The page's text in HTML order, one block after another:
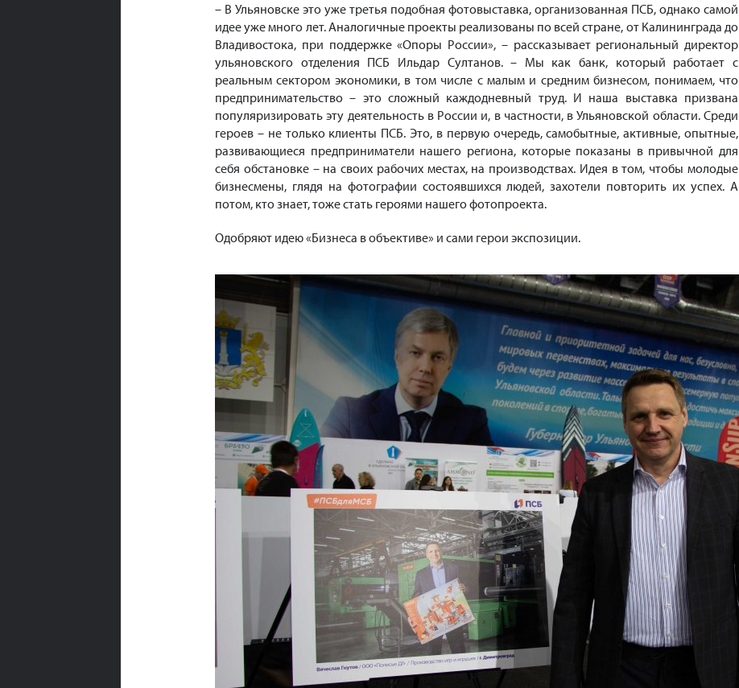
– В Ульяновске это уже третья подобная фотовыставка, организованная ПСБ, однако самой
идее уже много лет. Аналогичные проекты реализованы по всей стране, от Калининграда до
Владивостока, при поддержке «Опоры России», – рассказывает региональный директор
ульяновского отделения ПСБ Ильдар Султанов. – Мы как банк, который работает с
реальным сектором экономики, в том числе с малым и средним бизнесом, понимаем, что
предпринимательство – это сложный каждодневный труд. И наша выставка призвана
популяризировать эту деятельность в России и, в частности, в Ульяновской области. Среди
героев – не только клиенты ПСБ. Это, в первую очередь, самобытные, активные, опытные,
развивающиеся предприниматели нашего региона, которые показаны в привычной для
себя обстановке – на своих рабочих местах, на производствах. Идея в том, чтобы молодые
бизнесмены, глядя на фотографии состоявшихся людей, захотели повторить их успех. А
потом, кто знает, тоже стать героями нашего фотопроекта.
Одобряют идею «Бизнеса в объективе» и сами герои экспозиции.